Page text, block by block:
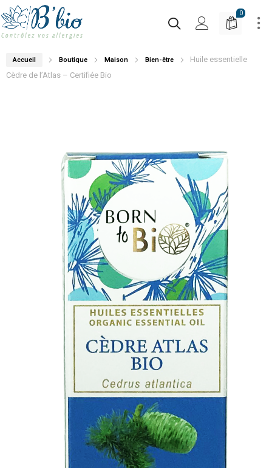
0
Accueil Boutique Maison Bien-être
Huile essentielle
Cèdre de l’Atlas – Certifiée Bio